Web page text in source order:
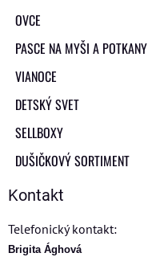
OVCE
PASCE NA MYŠI A POTKANY
VIANOCE
DETSKÝ SVET
SELLBOXY
DUŠIČKOVÝ SORTIMENT
Kontakt
Telefonický kontakt:
Brigita Ághová